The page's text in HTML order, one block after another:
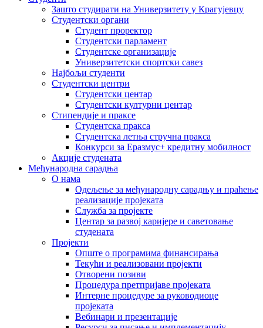
Зашто студирати на Универзитету у Крагујевцу
Студентски органи
Студент проректор
Студентски парламент
Студентске организације
Универзитетски спортски савез
Најбољи студенти
Студентски центри
Студентски центар
Студентски културни центар
Стипендије и праксе
Студентска пракса
Студентска летња стручна пракса
Конкурси за Еразмус+ кредитну мобилност
Акције студената
Међународна сарадња
О нама
Одељење за међународну сарадњу и праћење
реализације пројеката
Служба за пројекте
Центар за развој каријере и саветовање
студената
Пројекти
Опште о програмима финансирања
Текући и реализовани пројекти
Отворени позиви
Процедура претпријаве пројеката
Интерне процедуре за руководиоце
пројеката
Вебинари и презентације